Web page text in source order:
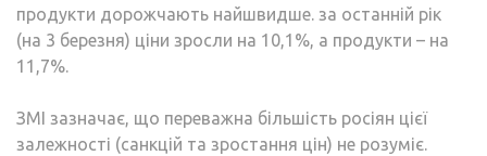
продукти дорожчають найшвидше. за останній рік
(на 3 березня) ціни зросли на 10,1%, а продукти – на
11,7%.
ЗМІ зазначає, що переважна більшість росіян цієї
залежності (санкцій та зростання цін) не розуміє.